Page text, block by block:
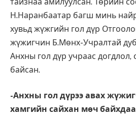
Н.Наранбаатар багш минь
хувьд жүжгийн гол дүр
жүжигчин Б.Мөнх-Учралтай
Анхны гол дүр учраас догдлол,
байсан.
-Анхны гол дүрээ авах
хамгийн сайхан мөч байхдаа